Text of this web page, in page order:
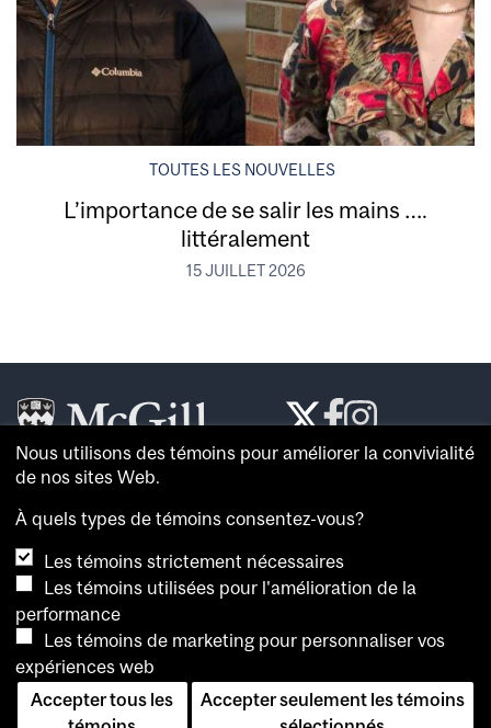
TOUTES LES NOUVELLES
L’importance de se salir les mains ….
littéralement
15 JUILLET 2026
Le McGill Reporter
Avis sur les témoins
Pour consulter plus de nouvelles et de vidéos, et
connaître l’opinion de spécialistes, visitez lasalle de
presse de McGill
archives duMcGill Reporter.
Nous utilisons des témoins pour améliorer la convivialité
de nos sites Web.
À quels types de témoins consentez-vous?
Les témoins strictement nécessaires
Les témoins utilisées pour l'amélioration de la
performance
Les témoins de marketing pour personnaliser vos
expériences web
Accepter tous les
Accepter seulement les témoins